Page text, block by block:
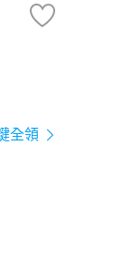
全領